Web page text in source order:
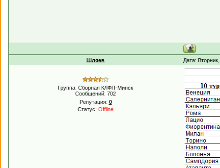
Шляев Дата:
Группа: Сборная КЛФП-Минск
Сообщений: 702
Репутация: 0
Статус: Offline